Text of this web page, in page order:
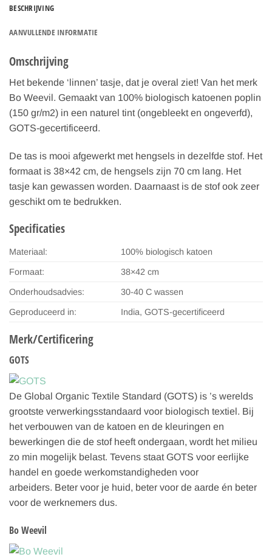
BESCHRIJVING
AANVULLENDE INFORMATIE
Omschrijving
Het bekende ‘linnen’ tasje, dat je overal ziet! Van het merk
Bo Weevil. Gemaakt van 100% biologisch katoenen poplin
(150 gr/m2) in een naturel tint (ongebleekt en ongeverfd),
GOTS-gecertificeerd.
De tas is mooi afgewerkt met hengsels in dezelfde stof. Het
formaat is 38×42 cm, de hengsels zijn 70 cm lang. Het
tasje kan gewassen worden. Daarnaast is de stof ook zeer
geschikt om te bedrukken.
Specificaties
Materiaal: 100% biologisch katoen
Formaat: 38×42 cm
Onderhoudsadvies: 30-40 C wassen
Geproduceerd in: India, GOTS-gecertificeerd
Merk/Certificering
GOTS
De Global Organic Textile Standard (GOTS) is ’s werelds
grootste verwerkingsstandaard voor biologisch textiel. Bij
het verbouwen van de katoen en de kleuringen en
bewerkingen die de stof heeft ondergaan, wordt het milieu
zo min mogelijk belast. Tevens staat GOTS voor eerlijke
handel en goede werkomstandigheden voor
arbeiders. Beter voor je huid, beter voor de aarde én beter
voor de werknemers dus.
Bo Weevil